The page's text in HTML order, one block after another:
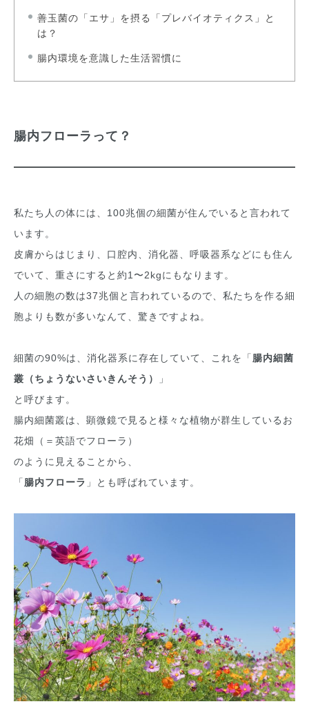
善玉菌の「エサ」を摂る「プレバイオティクス」と
は？
腸内環境を意識した生活習慣に
腸内フローラって？
私たち人の体には、100兆個の細菌が住んでいると言われて
います。
皮膚からはじまり、口腔内、消化器、呼吸器系などにも住ん
でいて、重さにすると約1〜2kgにもなります。
人の細胞の数は37兆個と言われているので、私たちを作る細
胞よりも数が多いなんて、驚きですよね。
細菌の90%は、消化器系に存在していて、これを「 腸内細菌
叢（ちょうないさいきんそう）
」
と呼びます。
腸内細菌叢は、顕微鏡で見ると様々な植物が群生しているお
花畑（＝英語でフローラ）
のように見えることから、
「 腸内フローラ 」とも呼ばれています。